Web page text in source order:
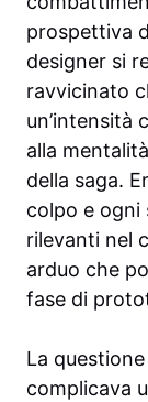
prospettiva
designer si
ravvicinato
un’intensità
alla
della saga.
colpo e ogni
rilevanti nel
arduo che
fase di
La
complicava